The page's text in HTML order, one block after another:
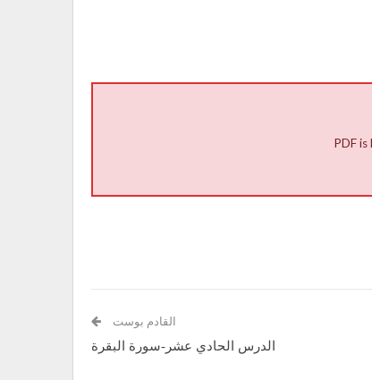
PDF is
القادم بوست
الدرس الحادي عشر-سورة البقرة